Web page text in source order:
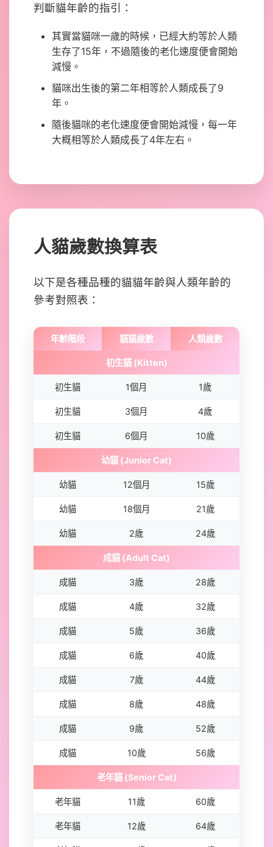
判斷貓年齡的指引：
其實當貓咪一歲的時候，已經大約等於人類
生存了15年，不過隨後的老化速度便會開始
減慢。
貓咪出生後的第二年相等於人類成長了9
年。
隨後貓咪的老化速度便會開始減慢，每一年
大概相等於人類成長了4年左右。
人貓歲數換算表
以下是各種品種的貓貓年齡與人類年齡的
參考對照表：
年齡階段 貓貓歲數 人類歲數
初生貓 (Kitten)
初生貓 1個月 1歲
初生貓 3個月 4歲
初生貓 6個月 10歲
幼貓 (Junior Cat)
幼貓 12個月 15歲
幼貓 18個月 21歲
幼貓 2歲 24歲
成貓 (Adult Cat)
成貓 3歲 28歲
成貓 4歲 32歲
成貓 5歲 36歲
成貓 6歲 40歲
成貓 7歲 44歲
成貓 8歲 48歲
成貓 9歲 52歲
成貓 10歲 56歲
老年貓 (Senior Cat)
老年貓 11歲 60歲
老年貓 12歲 64歲